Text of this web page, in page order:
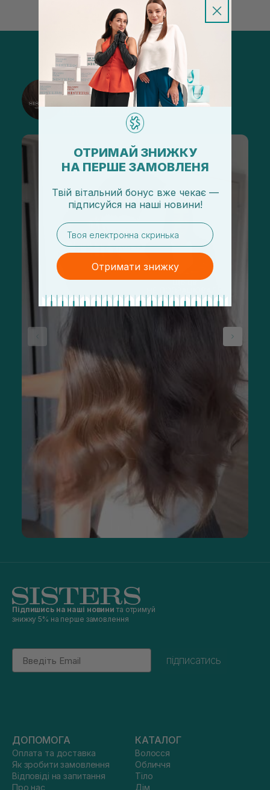
@sisters_stelmakh в Instagram
Підписатися
Підпишись на наші новини та отримуй
знижку 5% на перше замовлення
Email
підписатись
ДОПОМОГА
Оплата та доставка
Як зробити замовлення
Відповіді на запитання
Про нас
КАТАЛОГ
Волосся
Обличчя
Тіло
Дім
ОТРИМАЙ ЗНИЖКУ
НА ПЕРШЕ ЗАМОВЛЕНЯ
Твій вітальний бонус вже чекає —
підписуйся на наші новини!
email
Отримати знижку